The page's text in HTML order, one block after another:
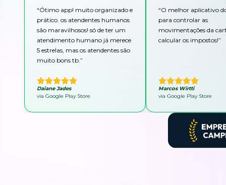
“Ótimo app! muito organizado e
prático. os atendentes humanos
são maravilhosos! só de ter um
atendimento humano já merece
5 estrelas, mas os atendentes são
muito bons tb.”
Daiane Jades
via Google Play Store
“O melhor aplicativo
para controlar as
movimentações da
calcular os impostos!”
Marcos Wirtti
via Google Play Store